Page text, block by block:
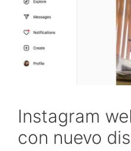
Instagram
con nuevo